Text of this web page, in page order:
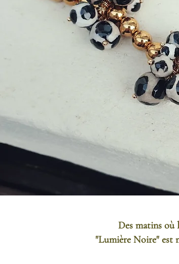
Des matins où
"Lumière Noire" est